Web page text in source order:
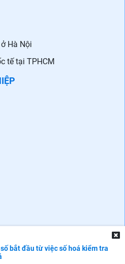
Hà Nội
tế tại TPHCM
bắt đầu từ việc số hoá kiểm tra